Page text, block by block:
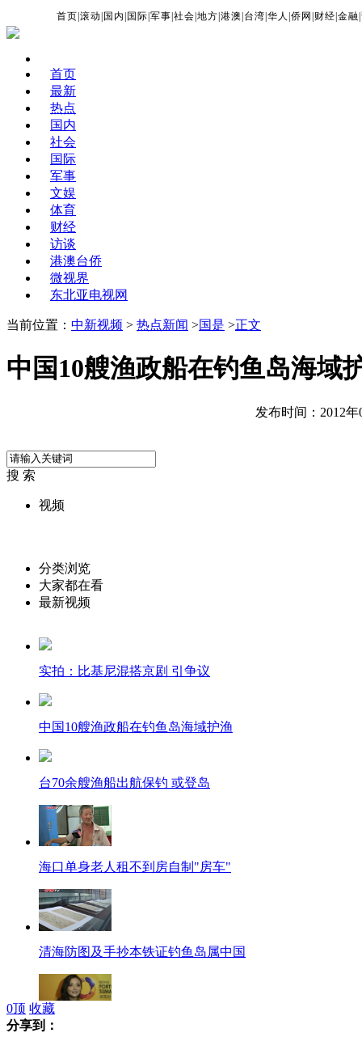
首页 |滚动 国内 国际 |军事 |社会 |地方 |港澳 台湾 |华人 |侨网 财经 |金融 |
首页
最新
热点
国内
社会
国际
军事
文娱
体育
财经
访谈
港澳台侨
微视界
东北亚电视网
当前位置： 中新视频 > 热点新闻 >国是 >正文
中国10艘渔政船在钓鱼岛海域
发布时间：2012年
搜 索
视频
分类浏览
大家都在看
最新视频
实拍：比基尼混搭京剧 引争议
中国10艘渔政船在钓鱼岛海域护渔
台70余艘渔船出航保钓 或登岛
海口单身老人租不到房自制"房车"
清海防图及手抄本铁证钓鱼岛属中国
孙茜：最晚2013年上半年完婚
0顶 收藏
分享到：